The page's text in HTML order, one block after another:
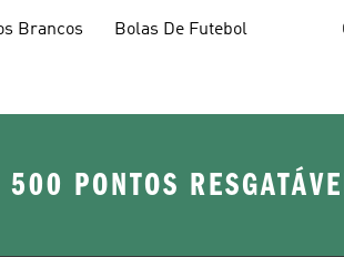
Brancos Bolas De Futebol
PONTOS